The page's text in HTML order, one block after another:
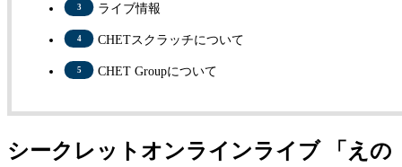
ライブ情報
CHETスクラッチについて
CHET Groupについて
シークレットオンラインライブ 「えの